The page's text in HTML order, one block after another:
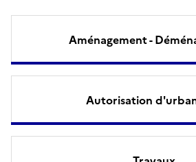
Aménagement -
Autorisation